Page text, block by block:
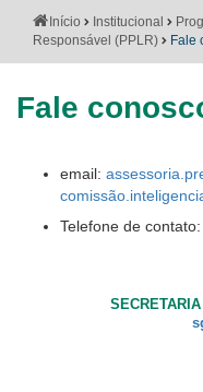
clique
ou
fechar
Notícias
Serviços
Transparência
Legislação
Você
está
Início Institucional
Responsável (PPLR)
Fale
Fale
email:
Telefone de